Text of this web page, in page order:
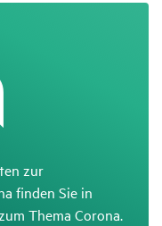
zur
finden Sie in
Thema Corona.